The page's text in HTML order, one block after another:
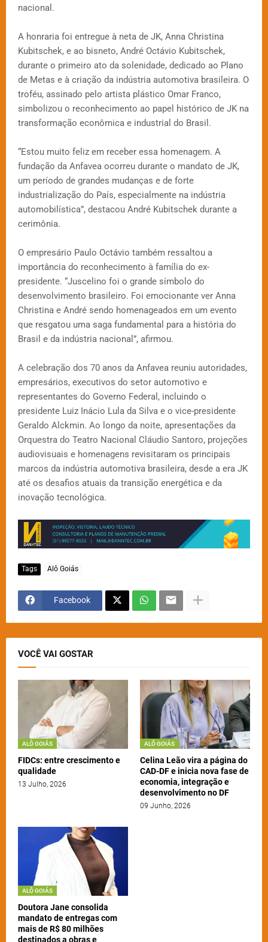
nacional.
A honraria foi entregue à neta de JK, Anna Christina
Kubitschek, e ao bisneto, André Octávio Kubitschek,
durante o primeiro ato da solenidade, dedicado ao Plano
de Metas e à criação da indústria automotiva brasileira. O
troféu, assinado pelo artista plástico Omar Franco,
simbolizou o reconhecimento ao papel histórico de JK na
transformação econômica e industrial do Brasil.
“Estou muito feliz em receber essa homenagem. A
fundação da Anfavea ocorreu durante o mandato de JK,
um período de grandes mudanças e de forte
industrialização do País, especialmente na indústria
automobilística”, destacou André Kubitschek durante a
cerimônia.
O empresário Paulo Octávio também ressaltou a
importância do reconhecimento à família do ex-
presidente. “Juscelino foi o grande símbolo do
desenvolvimento brasileiro. Foi emocionante ver Anna
Christina e André sendo homenageados em um evento
que resgatou uma saga fundamental para a história do
Brasil e da indústria nacional”, afirmou.
A celebração dos 70 anos da Anfavea reuniu autoridades,
empresários, executivos do setor automotivo e
representantes do Governo Federal, incluindo o
presidente Luiz Inácio Lula da Silva e o vice-presidente
Geraldo Alckmin. Ao longo da noite, apresentações da
Orquestra do Teatro Nacional Cláudio Santoro, projeções
audiovisuais e homenagens revisitaram os principais
marcos da indústria automotiva brasileira, desde a era JK
até os desafios atuais da transição energética e da
inovação tecnológica.
Tags Alô Goiás
Facebook
VOCÊ VAI GOSTAR
ALÔ GOIÁS
FIDCs: entre crescimento e
qualidade
13 Julho, 2026
ALÔ GOIÁS
Celina Leão vira a página do
CAD-DF e inicia nova fase de
economia, integração e
desenvolvimento no DF
09 Junho, 2026
ALÔ GOIÁS
Doutora Jane consolida
mandato de entregas com
mais de R$ 80 milhões
destinados a obras e